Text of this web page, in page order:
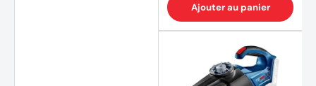
Ajouter au panier